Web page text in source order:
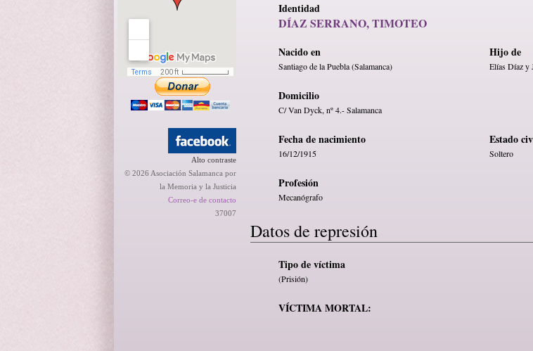
Alto contraste
© 2026 Asociación Salamanca por
la Memoria y la Justicia
Correo-e de contacto
37007
Identidad
DÍAZ SERRANO, TIMOTEO
Nacido en Hijo de
Santiago de la Puebla (Salamanca) Elías Díaz y
Domicilio
C/ Van Dyck, nº 4.- Salamanca
Fecha de nacimiento Estado
16/12/1915 Soltero
Profesión
Mecanógrafo
Datos de represión
Tipo de víctima
(Prisión)
VÍCTIMA MORTAL: